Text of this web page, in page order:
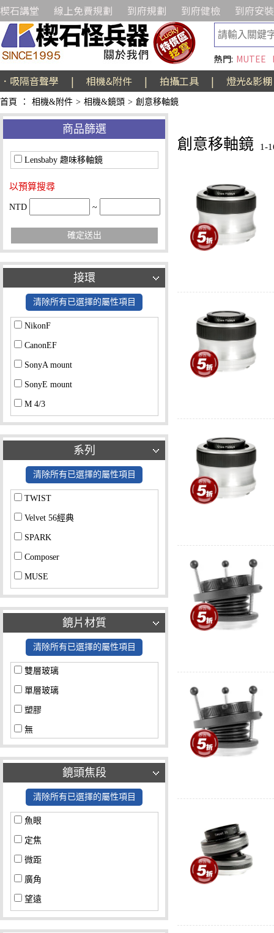
楔石講堂 線上免費規劃 到府規劃 到府健檢 到府安裝
熱門: MUTEE
．吸隔音聲學 | 相機&附件 | 拍攝工具 | 燈光&影棚
首頁 ： 相機&附件 > 相機&鏡頭 > 創意移軸鏡
商品篩選
Lensbaby 趣味移軸鏡
以預算搜尋
NTD ~
確定送出
接環
清除所有已選擇的屬性項目
NikonF
CanonEF
SonyA mount
SonyE mount
M 4/3
Fuji
Olympus 4/3
Pentax K
PL
Samsung NX
其他
系列
清除所有已選擇的屬性項目
TWIST
Velvet 56經典
SPARK
Composer
MUSE
Control Freak
SCOUT
COMPOSER with
Tilt Transformer
COMPOSER PRO
COMPOSER PRO with
Circular Fisheye
TRIO 28
鏡片材質
清除所有已選擇的屬性項目
雙層玻璃
單層玻璃
塑膠
無
鏡頭焦段
清除所有已選擇的屬性項目
魚眼
定焦
微距
廣角
望遠
廣角＋望遠
創意移軸鏡 1-